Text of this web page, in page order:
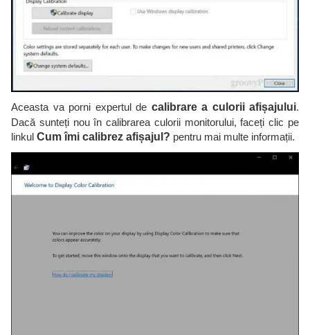
Aceasta va porni expertul de calibrare a culorii afișajului.
Dacă sunteți nou în calibrarea culorii monitorului, faceți clic pe
linkul Cum îmi calibrez afișajul? pentru mai multe informații.